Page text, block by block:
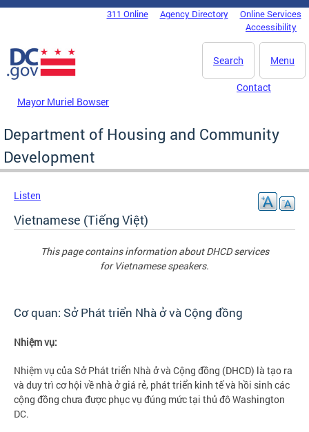
Skip to main content
DC Agency Top Menu311 Online Agency Directory
Online Services
Accessibility
Menu
Search
Mayor Muriel Bowser
Contact
Department of Housing and Community
Development
Listen
Vietnamese (Tiếng Việt)
This page contains information about DHCD services
for Vietnamese speakers.
Cơ quan: Sở Phát triển Nhà ở và Cộng đồng
Nhiệm vụ:
Nhiệm vụ của Sở Phát triển Nhà ở và Cộng đồng (DHCD) là tạo ra
và duy trì cơ hội về nhà ở giá rẻ, phát triển kinh tế và hồi sinh các
cộng đồng chưa được phục vụ đúng mức tại thủ đô Washington
DC.